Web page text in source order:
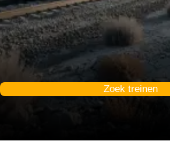
Zoek treinen